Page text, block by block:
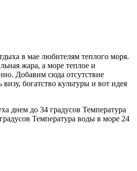
в мае любителям теплого моря.
жара, а море теплое и
Добавим сюда отсутствие
богатство культуры и вот идея
днем до 34 градусов Температура
Температура воды в море 24